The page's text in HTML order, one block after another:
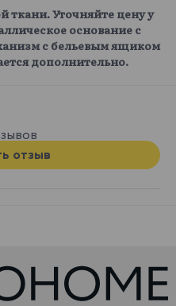
ткани. Уточняйте цену у
основание с
с бельевым ящиком
дополнительно.
отзыв